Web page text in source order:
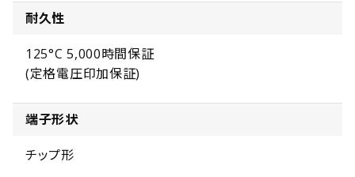
耐久性
125°C 5,000時間保証
(定格電圧印加保証)
端子形状
チップ形